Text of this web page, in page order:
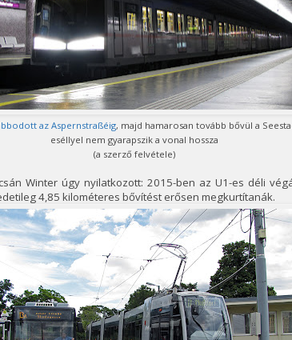
az Aspernstraßéig, majd hamarosan tovább bővül a
eséllyel nem gyarapszik a vonal hossza
(a szerző felvétele)
Winter úgy nyilatkozott: 2015-ben az U1-es déli
4,85 kilométeres bővítést erősen megkurtítanák.